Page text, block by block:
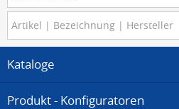
Kataloge
Produkt - Konfiguratoren